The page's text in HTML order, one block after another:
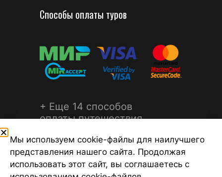
Способы оплаты туров
+ Еще 14 способов
оплаты путешествия
Мы используем cookie-файлы для наилучшего
представления нашего сайта. Продолжая
использовать этот сайт, вы соглашаетесь с